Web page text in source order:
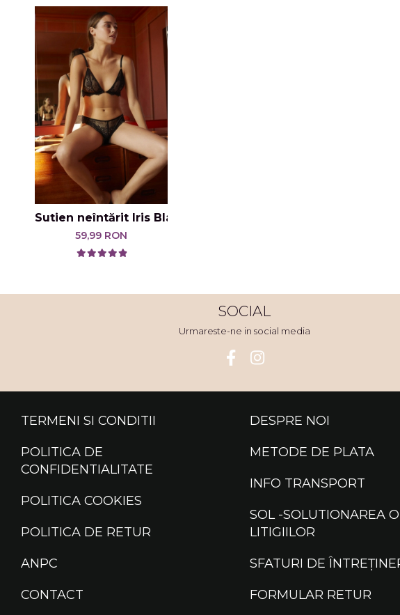
Sutien neîntărit Iris Black, închidere în față
59,99 RON
SOCIAL
Urmareste-ne in social media
TERMENI SI CONDITII
POLITICA DE
CONFIDENTIALITATE
POLITICA COOKIES
POLITICA DE RETUR
ANPC
CONTACT
DESPRE NOI
METODE DE PLATA
INFO TRANSPORT
SOL -SOLUTIONAREA
LITIGIILOR
SFATURI DE
FORMULAR RETUR